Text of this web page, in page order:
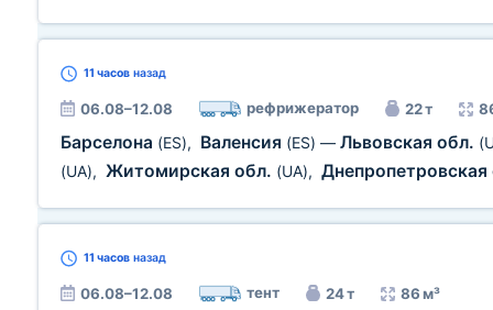
11 часов назад
06.08–12.08 рефрижератор 22 т
Барселона (ES), Валенсия (ES) — Львовская обл.
(UA), Житомирская обл. (UA),
11 часов назад
06.08–12.08 тент 24 т 86 м³